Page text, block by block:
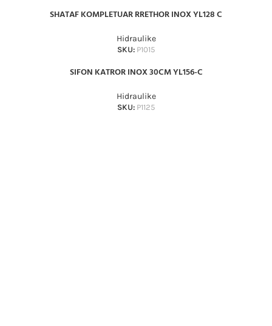
SHATAF KOMPLETUAR RRETHOR INOX YL128 C
Hidraulike
SKU: P1015
SIFON KATROR INOX 30CM YL156-C
Hidraulike
SKU: P1125